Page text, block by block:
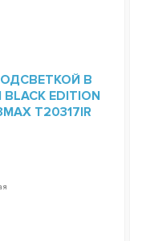
В
EDITION
T20317IR